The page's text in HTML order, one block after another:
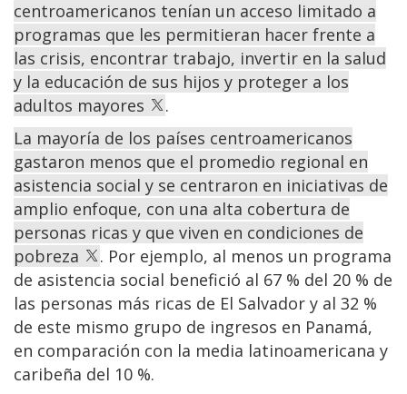
centroamericanos tenían un acceso limitado a
programas que les permitieran hacer frente a
las crisis, encontrar trabajo, invertir en la salud
y la educación de sus hijos y proteger a los
adultos mayores
.
La mayoría de los países centroamericanos
gastaron menos que el promedio regional en
asistencia social y se centraron en iniciativas de
amplio enfoque, con una alta cobertura de
personas ricas y que viven en condiciones de
pobreza
. Por ejemplo, al menos un programa
de asistencia social benefició al 67 % del 20 % de
las personas más ricas de El Salvador y al 32 %
de este mismo grupo de ingresos en Panamá,
en comparación con la media latinoamericana y
caribeña del 10 %.